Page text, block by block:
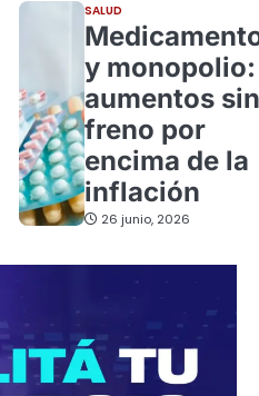
SALUD
y monopolio:
aumentos sin
freno por
encima de la
inflación
26 junio, 2026